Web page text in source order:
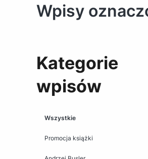
Wpisy
Kategorie
wpisów
Wszystkie
Promocja książki